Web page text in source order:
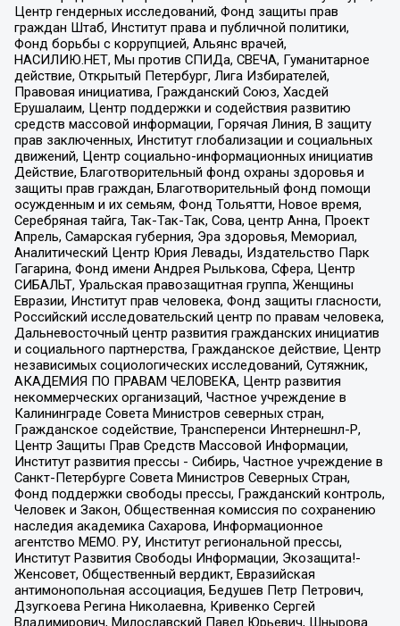
Центр гендерных исследований, Фонд защиты прав
граждан Штаб, Институт права и публичной политики,
Фонд борьбы с коррупцией, Альянс врачей,
НАСИЛИЮ.НЕТ, Мы против СПИДа, СВЕЧА, Гуманитарное
действие, Открытый Петербург, Лига Избирателей,
Правовая инициатива, Гражданский Союз, Хасдей
Ерушалаим, Центр поддержки и содействия развитию
средств массовой информации, Горячая Линия, В защиту
прав заключенных, Институт глобализации и социальных
движений, Центр социально-информационных инициатив
Действие, Благотворительный фонд охраны здоровья и
защиты прав граждан, Благотворительный фонд помощи
осужденным и их семьям, Фонд Тольятти, Новое время,
Серебряная тайга, Так-Так-Так, Сова, центр Анна, Проект
Апрель, Самарская губерния, Эра здоровья, Мемориал,
Аналитический Центр Юрия Левады, Издательство Парк
Гагарина, Фонд имени Андрея Рылькова, Сфера, Центр
СИБАЛЬТ, Уральская правозащитная группа, Женщины
Евразии, Институт прав человека, Фонд защиты гласности,
Российский исследовательский центр по правам человека,
Дальневосточный центр развития гражданских инициатив
и социального партнерства, Гражданское действие, Центр
независимых социологических исследований, Сутяжник,
АКАДЕМИЯ ПО ПРАВАМ ЧЕЛОВЕКА, Центр развития
некоммерческих организаций, Частное учреждение в
Калининграде Совета Министров северных стран,
Гражданское содействие, Трансперенси Интернешнл-Р,
Центр Защиты Прав Средств Массовой Информации,
Институт развития прессы - Сибирь, Частное учреждение в
Санкт-Петербурге Совета Министров Северных Стран,
Фонд поддержки свободы прессы, Гражданский контроль,
Человек и Закон, Общественная комиссия по сохранению
наследия академика Сахарова, Информационное
агентство МЕМО. РУ, Институт региональной прессы,
Институт Развития Свободы Информации, Экозащита!-
Женсовет, Общественный вердикт, Евразийская
антимонопольная ассоциация, Бедушев Петр Петрович,
Дзугкоева Регина Николаевна, Кривенко Сергей
Владимирович, Милославский Павел Юрьевич, Шнырова